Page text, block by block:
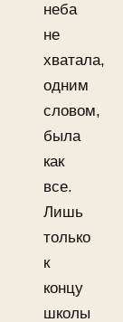
неба
не
хватала,
одним
словом,
была
как
все.
Лишь
только
к
концу
школы